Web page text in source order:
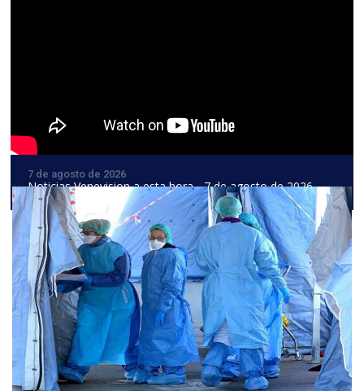
7 de agosto de 2026
Noticias Venevision a esta hora - 7 de agosto de 2026